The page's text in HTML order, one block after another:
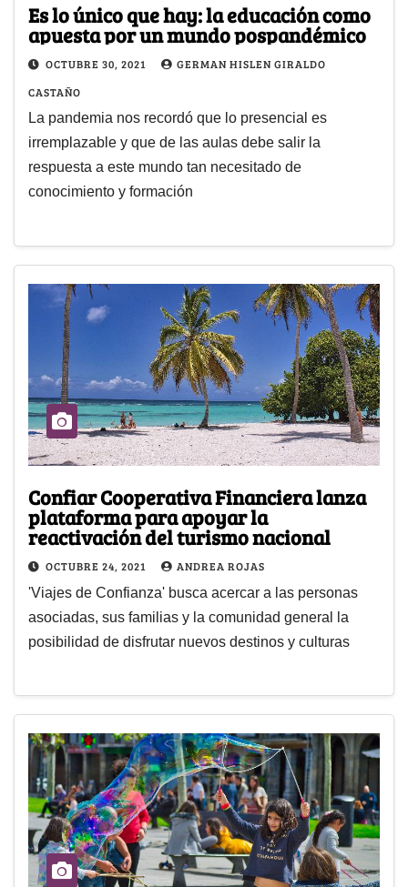
Es lo único que hay: la educación como
apuesta por un mundo pospandémico
OCTUBRE 30, 2021
GERMAN HISLEN GIRALDO
CASTAÑO
La pandemia nos recordó que lo presencial es
irremplazable y que de las aulas debe salir la
respuesta a este mundo tan necesitado de
conocimiento y formación
Confiar Cooperativa Financiera lanza
plataforma para apoyar la
reactivación del turismo nacional
OCTUBRE 24, 2021 ANDREA ROJAS
'Viajes de Confianza' busca acercar a las personas
asociadas, sus familias y la comunidad general la
posibilidad de disfrutar nuevos destinos y culturas